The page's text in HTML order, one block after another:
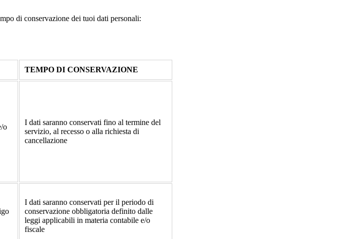
di conservazione dei tuoi dati personali:
TEMPO DI CONSERVAZIONE
o
I dati saranno conservati fino al termine del
servizio, al recesso o alla richiesta di
cancellazione
I dati saranno conservati per il periodo di
conservazione obbligatoria definito dalle
leggi applicabili in materia contabile e/o
fiscale